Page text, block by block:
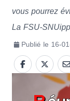
vous pourrez
La FSU-
Publié le 16-